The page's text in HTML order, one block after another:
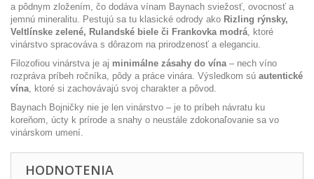
a pôdnym zložením, čo dodáva vínam Baynach sviežosť, ovocnosť a
jemnú mineralitu. Pestujú sa tu klasické odrody ako Rizling rýnsky,
Veltlínske zelené, Rulandské biele či Frankovka modrá , ktoré
vinárstvo spracováva s dôrazom na prirodzenosť a eleganciu.
Filozofiou vinárstva je aj minimálne zásahy do vína – nech víno
rozpráva príbeh ročníka, pôdy a práce vinára. Výsledkom sú autentické
vína , ktoré si zachovávajú svoj charakter a pôvod.
Baynach Bojničky nie je len vinárstvo – je to príbeh návratu ku
koreňom, úcty k prírode a snahy o neustále zdokonaľovanie sa vo
vinárskom umení.
HODNOTENIA